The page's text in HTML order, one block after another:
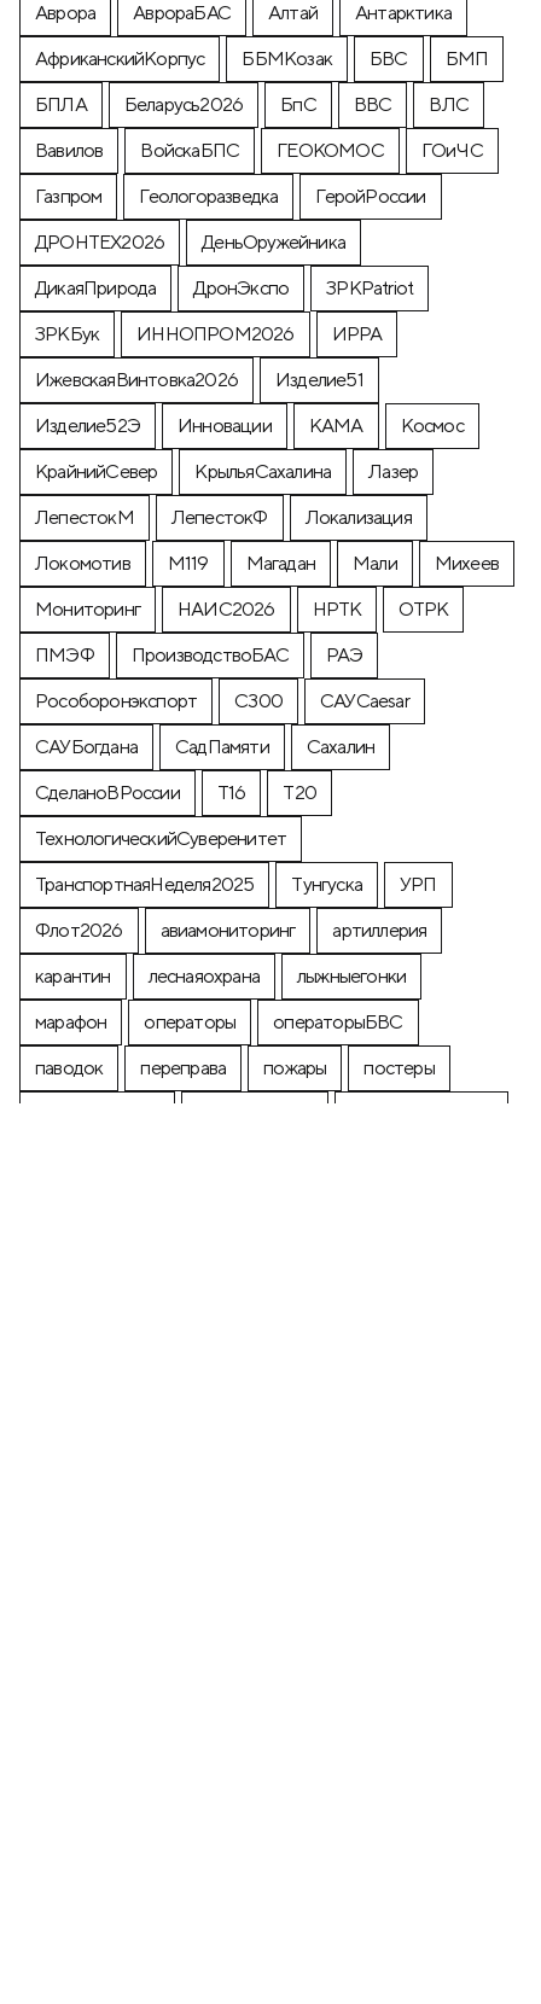
Аврора
АврораБАС Алтай
Антарктика
АфриканскийКорпус
ББМКозак БВС
БМП
БПЛА
Беларусь2026 БпС ВВС
ВЛС
Вавилов
ВойскаБПС ГЕОКОМОС
ГОиЧС
Газпром
Геологоразведка
ГеройРоссии
ДРОНТЕХ2026
ДеньОружейника
ДикаяПрирода
ДронЭкспо
ЗРКPatriot
ЗРКБук
ИННОПРОМ2026
ИРРА
ИжевскаяВинтовка2026
Изделие51
Изделие52Э
Инновации КАМА
Космос
КрайнийСевер
КрыльяСахалина
Лазер
ЛепестокМ
ЛепестокФ
Локализация
Локомотив
М119 Магадан Мали
Михеев
Мониторинг
НАИС2026 НРТК
ОТРК
ПМЭФ
ПроизводствоБАС
РАЭ
Рособоронэкспорт
С300
САУCaesar
САУБогдана
СадПамяти
Сахалин
СделаноВРоссии
Т16
Т20
ТехнологическийСуверенитет
ТранспортнаяНеделя2025
Тунгуска
УРП
Флот2026
авиамониторинг
артиллерия
карантин
леснаяохрана
лыжныегонки
марафон
операторы
операторыБВС
паводок
переправа пожары
постеры